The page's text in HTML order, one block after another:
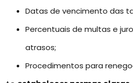
Datas de vencimento das
Percentuais de multas e
atrasos;
Procedimentos para